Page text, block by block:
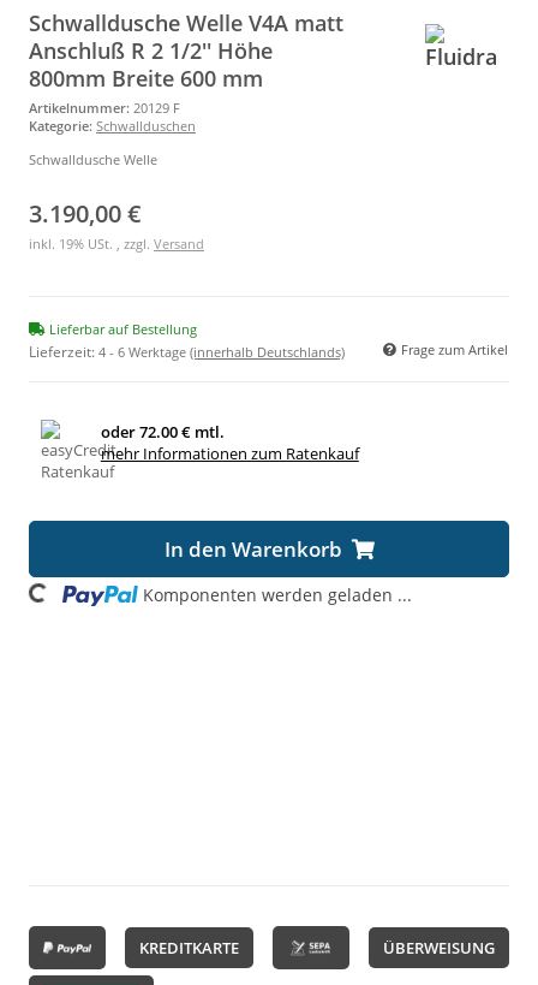
Schwalldusche Welle V4A matt
Anschluß R 2 1/2'' Höhe
800mm Breite 600 mm
Artikelnummer: 20129 F
Kategorie: Schwallduschen
Schwalldusche Welle
3.190,00 €
inkl. 19% USt. , zzgl. Versand
Lieferbar auf Bestellung
Lieferzeit: 4 - 6 Werktage (innerhalb Deutschlands) Frage zum Artikel
oder72.00 € mtl.
mehr Informationen zum Ratenkauf
In den Warenkorb
Komponenten werden geladen ...
KREDITKARTE ÜBERWEISUNG